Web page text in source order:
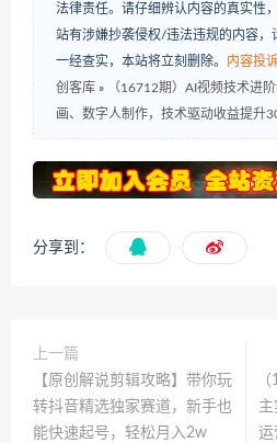
法律责任。请仔细辨认内容的真实性
站有涉嫌抄袭侵权/违法违规的内容，
一经查实，本站将立刻删除。 内容投
创客库 »
（16712期）AI视频技术进
画、数字人制作，技术驱动收益提升
分享到：
上一篇
【原创解说剪辑攻略】带你玩
转抖音精选独家赛道，新手也
能快速起号，轻松月入2w
运